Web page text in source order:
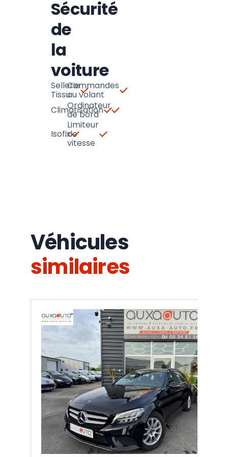
Sécurité
de
la
voiture
Sellerie
Tissu
Commandes
au volant
Climatisation
Ordinateur
de bord
Isofix
Limiteur
de
vitesse
Véhicules
similaires